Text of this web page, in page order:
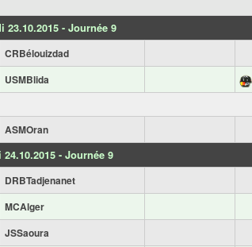
23.10.2015 - Journée 9
CRBélouizdad
USMBlida
ASMOran
24.10.2015 - Journée 9
DRBTadjenanet
MCAlger
JSSaoura